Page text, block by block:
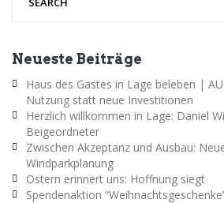
Neueste Beiträge
Haus des Gastes in Lage beleben |
Nutzung statt neue Investitionen
Herzlich willkommen in Lage: Daniel
Beigeordneter
Zwischen Akzeptanz und Ausbau:
Windparkplanung
Ostern erinnert uns: Hoffnung siegt
Spendenaktion